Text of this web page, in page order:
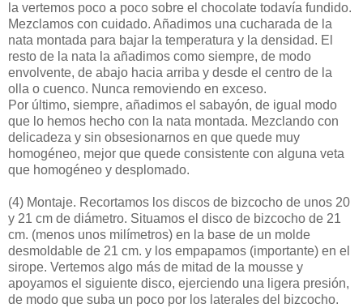
la vertemos poco a poco sobre el chocolate todavía fundido.
Mezclamos con cuidado. Añadimos una cucharada de la
nata montada para bajar la temperatura y la densidad. El
resto de la nata la añadimos como siempre, de modo
envolvente, de abajo hacia arriba y desde el centro de la
olla o cuenco. Nunca removiendo en exceso.
Por último, siempre, añadimos el sabayón, de igual modo
que lo hemos hecho con la nata montada. Mezclando con
delicadeza y sin obsesionarnos en que quede muy
homogéneo, mejor que quede consistente con alguna veta
que homogéneo y desplomado.
(4) Montaje. Recortamos los discos de bizcocho de unos 20
y 21 cm de diámetro. Situamos el disco de bizcocho de 21
cm. (menos unos milímetros) en la base de un molde
desmoldable de 21 cm. y los empapamos (importante) en el
sirope. Vertemos algo más de mitad de la mousse y
apoyamos el siguiente disco, ejerciendo una ligera presión,
de modo que suba un poco por los laterales del bizcocho.